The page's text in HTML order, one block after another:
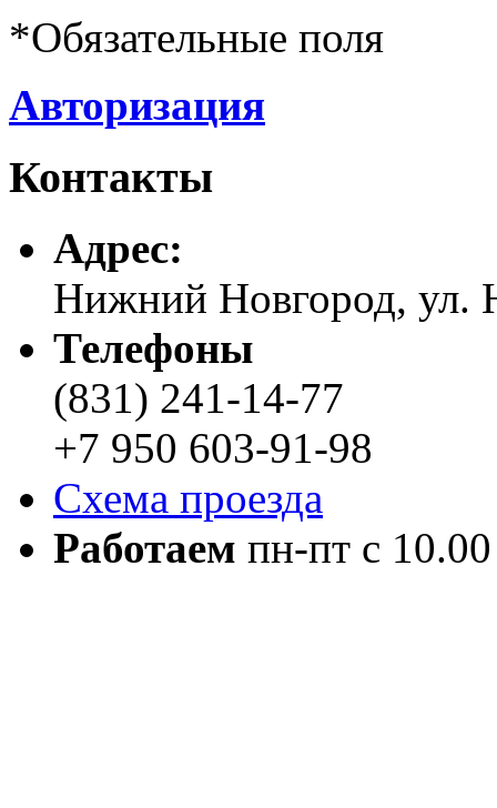
*Обязательные поля
Авторизация
Контакты
Адреc:
Нижний Новгород, ул.
Телефоны
(831) 241-14-77
+7 950 603-91-98
Схема проезда
Работаем пн-пт с